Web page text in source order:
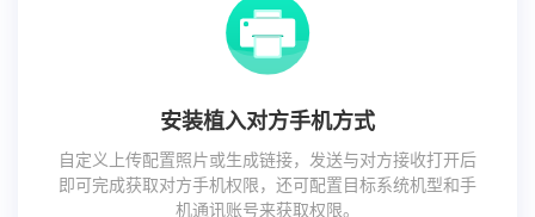
安装植入对方手机方式
自定义上传配置照片或生成链接，发送与对方接收打开后
即可完成获取对方手机权限，还可配置目标系统机型和手
机通讯账号来获取权限。